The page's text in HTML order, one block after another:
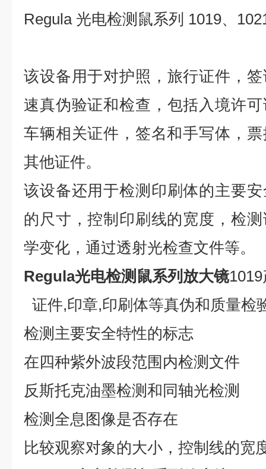
Regula 光电检测鼠系列 1019、
该设备用于对护照，旅行证件，
速真伪验证和检查，包括入境许
车辆相关证件，签名和手写体 ，
其他证件。
该设备还用于检测 印刷体的主要
的尺寸，控制印刷线的宽度，检
学变化， 通过透射光检查文件等。
Regula光电检测鼠系列放大镜
证件,印章,印刷体等真伪和质量检
检测主要安全特性的标志
在四种紫外波段范围内检测文件
反斯托克油墨检测和同轴光检测
检测全息图像是否存在
比较观察对象的大小，控制线的宽